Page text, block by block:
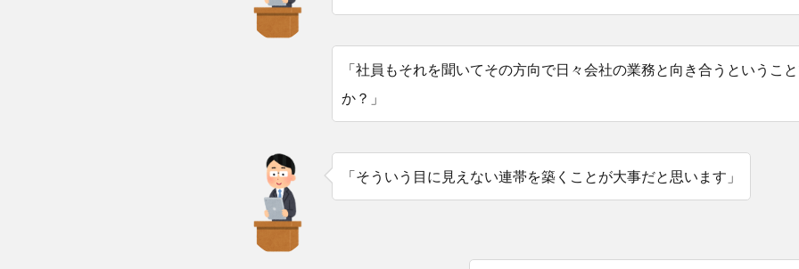
「社員もそれを聞いてその方向で日々会社の業務と向き合うというこ
か？」
「そういう目に見えない連帯を築くことが大事だと思います」